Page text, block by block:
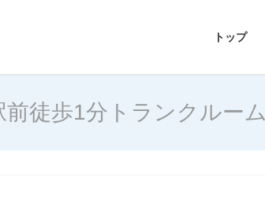
トップ
前徒歩1分トランクルーム